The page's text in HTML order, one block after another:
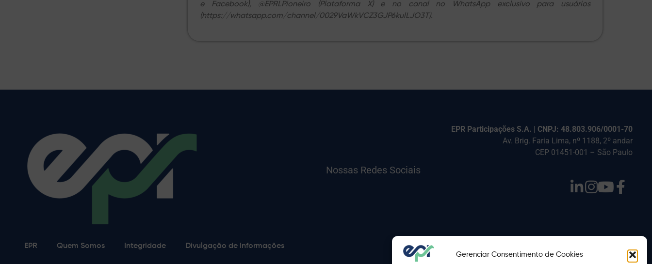
Gerenciar Consentimento de Cookies
e Facebook), @EPRLPioneiro (Plataforma X) e no canal no WhatsApp exclusivo para usuários
(https://whatsapp.com/channel/0029VaWkVCZ3GJP6kulLJO3T).
EPR Participações S.A. | CNPJ: 48.803.906/0001-70
Av. Brig. Faria Lima, nº 1188, 2º andar
CEP 01451-001 – São Paulo
Nossas Redes Sociais
EPR Quem Somos Integridade Divulgação de Informações